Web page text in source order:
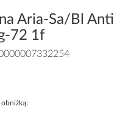
Aria-Sa/Bl Anti
72 1f